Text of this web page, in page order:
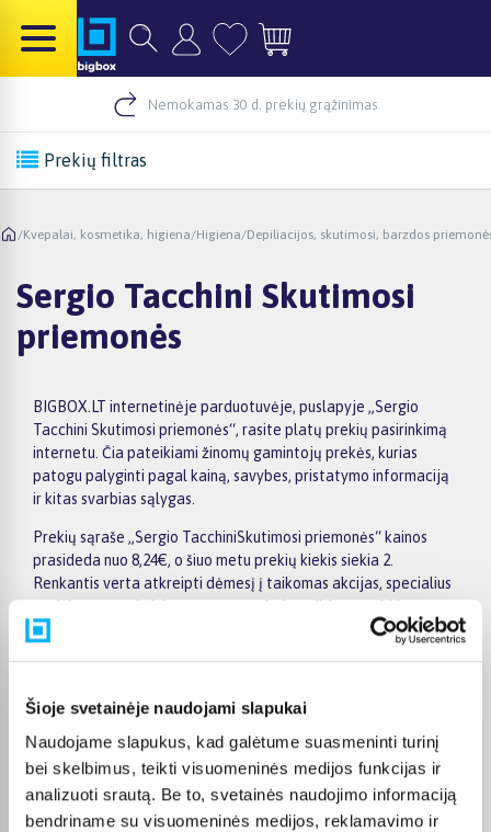
Šioje svetainėje naudojami slapukai
Naudojame slapukus, kad galėtume suasmeninti turinį
bei skelbimus, teikti visuomeninės medijos funkcijas ir
analizuoti srautą. Be to, svetainės naudojimo informaciją
bendriname su visuomeninės medijos, reklamavimo ir
Nemokamas 30 d. prekių grąžinimas
Prekių filtras
/Kvepalai, kosmetika, higiena/Higiena/Depiliacijos, skutimosi, barzdos
Sergio Tacchini Skutimosi
priemonės
BIGBOX.LT internetinėje parduotuvėje, puslapyje „Sergio
Tacchini Skutimosi priemonės“, rasite platų prekių pasirinkimą
internetu. Čia pateikiami žinomų gamintojų prekės, kurias
patogu palyginti pagal kainą, savybes, pristatymo informaciją
ir kitas svarbias sąlygas.
Prekių sąraše „Sergio TacchiniSkutimosi priemonės“ kainos
prasideda nuo 8,24€, o šiuo metu prekių kiekis siekia 2.
Renkantis verta atkreipti dėmesį į taikomas akcijas, specialius
pasiūlymus, techninius parametrus bei papildomas pirkimo
sąlygas, kad būtų lengviau išsirinkti geriausiai jūsų poreikius
susiaurinti asortimentą ir greičiau rasti tinkamą prekę.
Peržiūrėkite „Sergio TacchiniSkutimosi priemonės“ pasiūlymus
BIGBOX.LT, palyginkite prekes ir pirkite internetu patogiai.
Pasirinktą prekę pristatysime per jos aprašyme nurodytą
terminą.